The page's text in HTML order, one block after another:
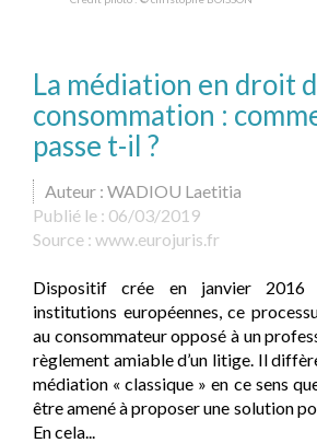
La médiation en droit
consommation :
passe t-il ?
Auteur : WADIOU Laetitia
Publié le : 06/03/2019
Source : www.eurojuris.fr
Dispositif crée en janvier 2016
institutions européennes, ce
au consommateur opposé à un
règlement amiable d’un litige. Il
médiation « classique » en ce sens
être amené à proposer une solution
En cela...